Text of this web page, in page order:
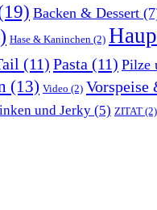
Backen & Dessert
Hase & Kaninchen (2)
(11) Pasta (11) Pilze
(13) Video (2) Vorspeise
und Jerky (5) ZITAT (2)